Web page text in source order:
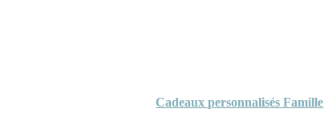
Cadeaux personnalisés Famille